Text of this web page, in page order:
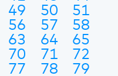
49 50
51
56 57
58
63 64
65
70 71
72
77 78
79